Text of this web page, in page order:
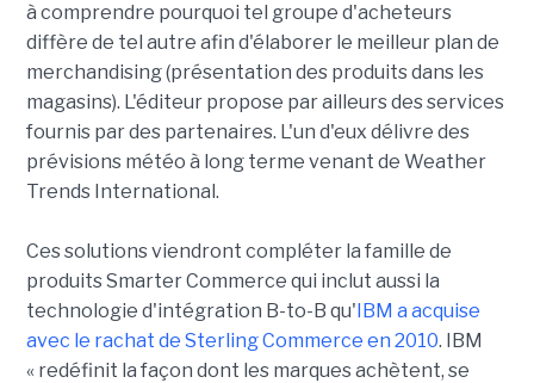
à comprendre pourquoi tel groupe d'acheteurs
diffère de tel autre afin d'élaborer le meilleur plan de
merchandising (présentation des produits dans les
magasins). L'éditeur propose par ailleurs des services
fournis par des partenaires. L'un d'eux délivre des
prévisions météo à long terme venant de Weather
Trends International.
Ces solutions viendront compléter la famille de
produits Smarter Commerce qui inclut aussi la
technologie d'intégration B-to-B qu'IBM a acquise
avec le rachat de Sterling Commerce en 2010. IBM
« redéfinit la façon dont les marques achètent, se